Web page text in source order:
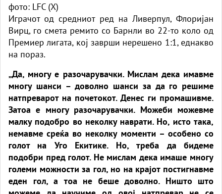
фото: LFC (X)
Играчот од средниот ред на Ливерпул, Флоријан
Вирц, го смета ремито со Барнли во 22-то коло од
Премиер лигата, кој заврши нерешено 1:1, еднакво
на пораз.
„Да, многу е разочарувачки. Мислам дека имавме
многу шанси – доволно шанси за да го решиме
натпреварот на почетокот. Денес ги промашивме.
Затоа е многу разочарувачки. Можеби можевме
малку подобро во неколку наврати. Но, исто така,
немавме среќа во неколку моменти – особено со
голот на Уго Екитике. Но, треба да бидеме
подобри пред голот. Не мислам дека имаше многу
големи можности за гол, но на крајот постигнавме
еден гол, а тоа не беше доволнo. Ништо што